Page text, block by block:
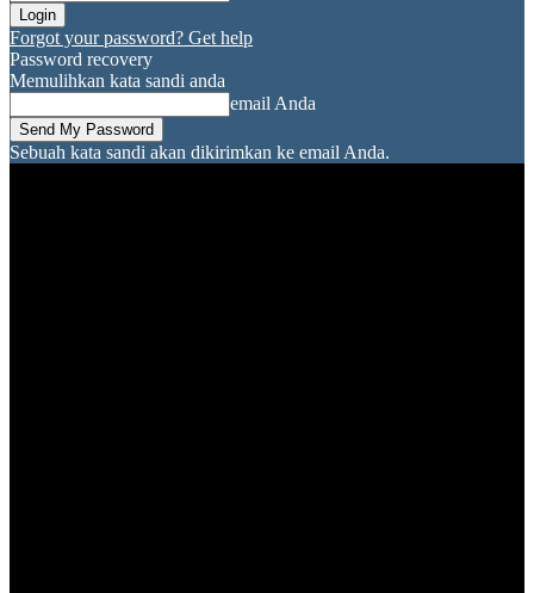
Forgot your password? Get help
Password recovery
Memulihkan kata sandi anda
email Anda
Sebuah kata sandi akan dikirimkan ke email Anda.